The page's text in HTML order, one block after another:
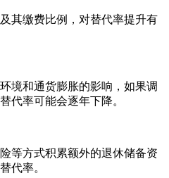
其缴费比例，对替代率提升有
境和通货膨胀的影响，如果调
代率可能会逐年下降。
等方式积累额外的退休储备资
代率。